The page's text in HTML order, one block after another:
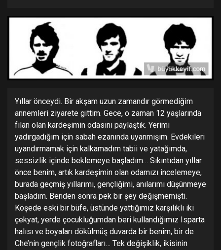
Yıllar önceydi. Bir akşam uzun zamandır görmediğim
annemleri ziyarete gittim. Gece, o zaman 12 yaşlarında
filan olan kardeşimin odasını paylaştık. Yerimi
yadırgadığım için sabah ezanında uyanmışım. Evdekileri
uyandırmamak için kalkamadım tabii ve yatağımda,
sessizlik içinde beklemeye başladım… Sıkıntıdan yıllar
önce benim, artık kardeşimin olan odamızı incelemeye,
burada geçmiş yıllarımı, gençliğimi, anılarımı düşünmeye
başladım. Benden sonra pek bir şey değişmemişti.
Köşede eski bir büfe, üstünde yattığımız karşılıklı iki
çekyat, yerde çocukluğumdan beri kullandığımız Isparta
halısı ve boyaları dökülmüş duvarda bir benim, bir de
Che’nin gençlik fotoğrafları… Tek değişiklik, ikisinin